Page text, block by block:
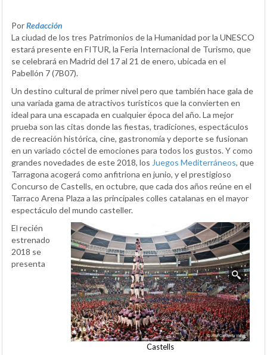
PorRedacción
La ciudad de los tres Patrimonios de la Humanidad por la UNESCO
estará presente en FITUR, la Feria Internacional de Turismo, que
se celebrará en Madrid del 17 al 21 de enero, ubicada en el
Pabellón 7 (7B07).
Un destino cultural de primer nivel pero que también hace gala de
una variada gama de atractivos turísticos que la convierten en
ideal para una escapada en cualquier época del año. La mejor
prueba son las citas donde las fiestas, tradiciones, espectáculos
de recreación histórica, cine, gastronomía y deporte se fusionan
en un variado cóctel de emociones para todos los gustos. Y como
grandes novedades de este 2018, los Juegos Mediterráneos, que
Tarragona acogerá como anfitriona en junio, y el prestigioso
Concurso de Castells, en octubre, que cada dos años reúne en el
Tarraco Arena Plaza a las principales colles catalanas en el mayor
espectáculo del mundo casteller.
Castells
El recién
estrenado
2018 se
presenta